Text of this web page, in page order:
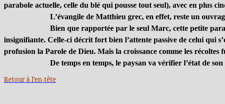
parabole actuelle, celle du blé qui pousse tout seul), avec en plus
L’évangile de Matthieu grec, en effet, reste un
Bien que rapportée par le seul Marc, cette petite
insignifiante. Celle-ci décrit fort bien l’attente passive de celui qui
profusion la Parole de Dieu. Mais la croissance comme les récoltes
De temps en temps, le paysan va vérifier l’état de
Retour à l’en-tête